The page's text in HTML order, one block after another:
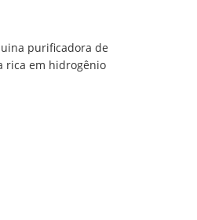
purificadora de
rica em hidrogênio